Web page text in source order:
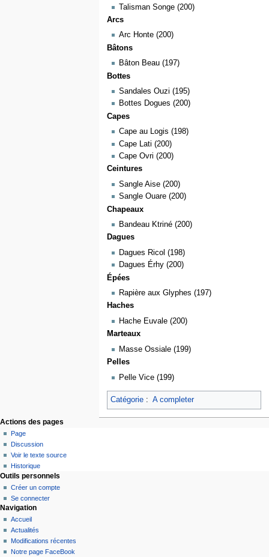
Talisman Songe (200)
Arcs
Arc Honte (200)
Bâtons
Bâton Beau (197)
Bottes
Sandales Ouzi (195)
Bottes Dogues (200)
Capes
Cape au Logis (198)
Cape Lati (200)
Cape Ovri (200)
Ceintures
Sangle Aise (200)
Sangle Ouare (200)
Chapeaux
Bandeau Ktriné (200)
Dagues
Dagues Ricol (198)
Dagues Érhy (200)
Épées
Rapière aux Glyphes (197)
Haches
Hache Euvale (200)
Marteaux
Masse Ossiale (199)
Pelles
Pelle Vice (199)
Catégorie: A completer
Actions des pages
Page
Discussion
Voir le texte source
Historique
Outils personnels
Créer un compte
Se connecter
Navigation
Accueil
Actualités
Modifications récentes
Notre page FaceBook